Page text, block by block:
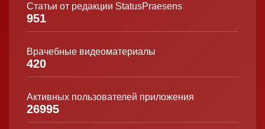
Статьи от редакции StatusPraesens
951
Врачебные видеоматериалы
420
Активных пользователей приложения
26995